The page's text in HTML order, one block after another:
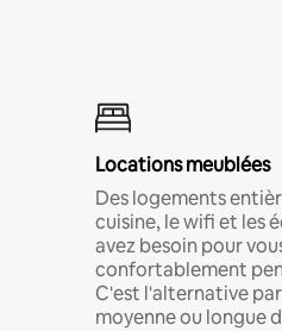
Locations meublées
Des logements
cuisine, le wifi et les
avez besoin pour
confortablement
C'est l'alternative
moyenne ou longue